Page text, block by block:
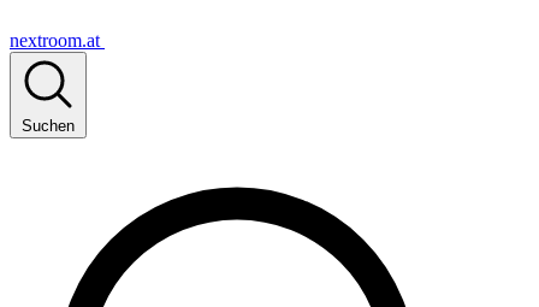
nextroom.at
Suchen